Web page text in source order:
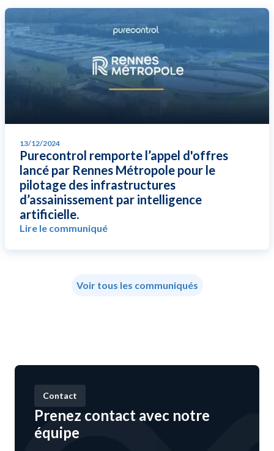
13/12/2024
Purecontrol remporte l’appel d'offres
lancé par Rennes Métropole pour le
pilotage des infrastructures
d’assainissement par intelligence
artificielle.
Lire le communiqué
Voir tous les communiqués
Contact
Prenez contact avec notre
équipe